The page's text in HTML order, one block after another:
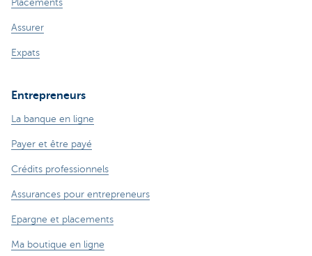
Placements
Assurer
Expats
Entrepreneurs
La banque en ligne
Payer et être payé
Crédits professionnels
Assurances pour entrepreneurs
Epargne et placements
Ma boutique en ligne